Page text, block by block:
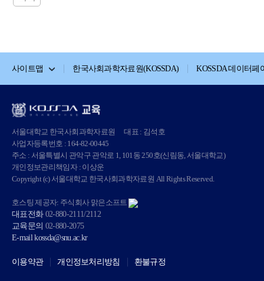
사이트맵 한국사회과학자료원(KOSSDA) KOSSDA 데이터페
서울대학교 한국사회과학자료원
대표 : 김석호
사업자등록번호 : 164-82-00445
주소 : 서울특별시 관악구 관악로 1, 101동 250호(신림동, 서울대학교)
개인정보관리책임자 : 이상운
Copyright (c) 서울대학교 한국사회과학자료원 All Rights Reserved.
호스팅 제공자: 주식회사 맑은소프트
대표전화02-880-2111/2112
교육문의 02-880-2075
E-mail kossda@snu.ac.kr
이용약관 개인정보처리방침 환불규정